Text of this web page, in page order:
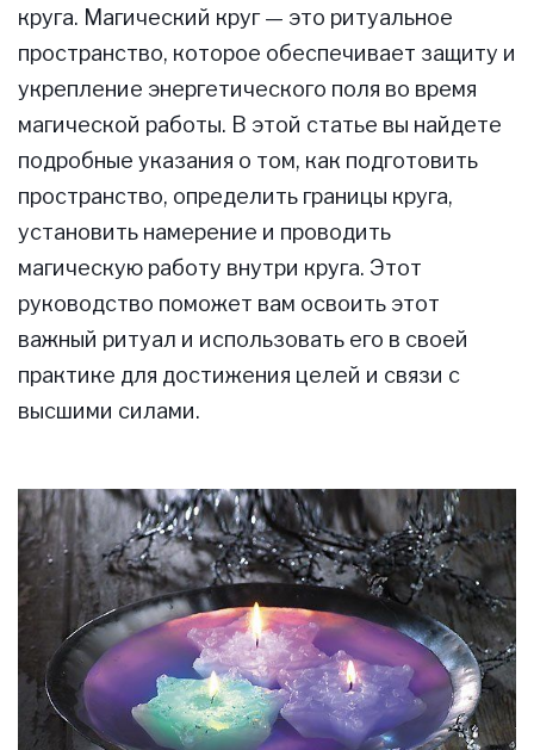
круга. Магический круг — это ритуальное
пространство, которое обеспечивает защиту и
укрепление энергетического поля во время
магической работы. В этой статье вы найдете
подробные указания о том, как подготовить
пространство, определить границы круга,
установить намерение и проводить
магическую работу внутри круга. Этот
руководство поможет вам освоить этот
важный ритуал и использовать его в своей
практике для достижения целей и связи с
высшими силами.